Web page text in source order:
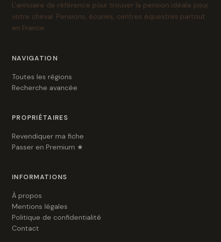
L'annuaire de référence pour trouver la pension idéale pour
votre cheval. Pensions, écuries, centres équestres partout
en France.
NAVIGATION
Toutes les régions
Recherche avancée
PROPRIÉTAIRES
Revendiquer ma fiche
Passer en Premium ★
INFORMATIONS
À propos
Mentions légales
Politique de confidentialité
Contact